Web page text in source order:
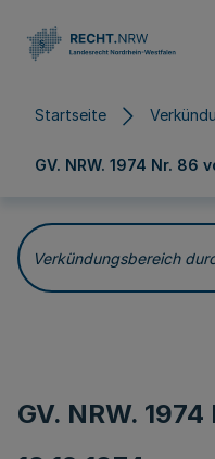
Startseite
GV. NRW. 1974 Nr. 86
Verkündungsbereich
GV. NRW.